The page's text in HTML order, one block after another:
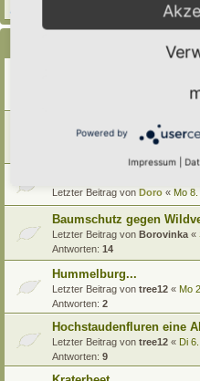
Do
Letzter Beitrag von Amarille«Di
Letzter Beitrag von Doro « Mo
Baumschutz gegen
Letzter Beitrag von Borovinka «
Antworten: 14
Hummelburg...
Letzter Beitrag von tree12 « Mo
Antworten: 2
Hochstaudenfluren eine
Letzter Beitrag von tree12 « Di
Antworten: 9
Powered by
Impressum